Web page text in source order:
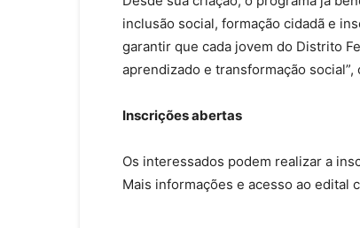
inclusão social, formação cidadã e
garantir que cada jovem do Distrito
aprendizado e transformação
Inscrições abertas
Os interessados podem realizar a
Mais informações e acesso ao